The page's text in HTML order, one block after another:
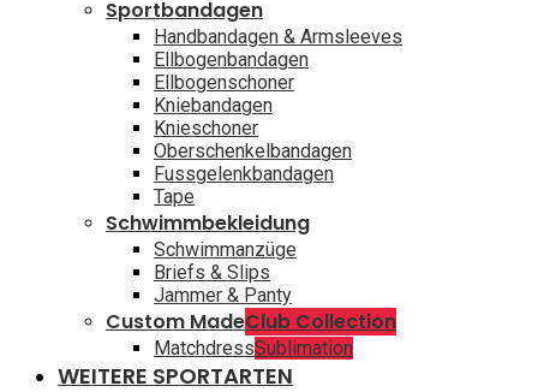
Sportbandagen
Handbandagen & Armsleeves
Ellbogenbandagen
Ellbogenschoner
Kniebandagen
Knieschoner
Oberschenkelbandagen
Fussgelenkbandagen
Tape
Schwimmbekleidung
Schwimmanzüge
Briefs & Slips
Jammer & Panty
Custom MadeClub Collection
MatchdressSublimation
WEITERE SPORTARTEN